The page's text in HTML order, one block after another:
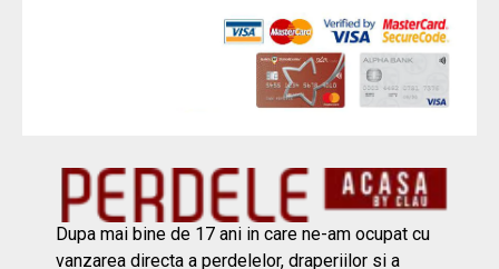
Dupa mai bine de 17 ani in care ne-am ocupat cu
vanzarea directa a perdelelor, draperiilor si a